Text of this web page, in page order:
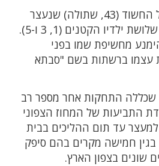
בעת העסקה ברכבו של החשוד (43, שתולה) שנעצר
במקום נכחו אישתו וכן שלושת ילדיו הקטנים (1, 3 ו-5).
מחשיפת שמו בפני
עצמו ברשתות בשם "סבתא
התחקות אחר מספר רב
התביעות של המחוז הצפוני
עד תום ההליכים בבית
חמישה מקרים בהם סיפק
שונים בצפון הארץ.